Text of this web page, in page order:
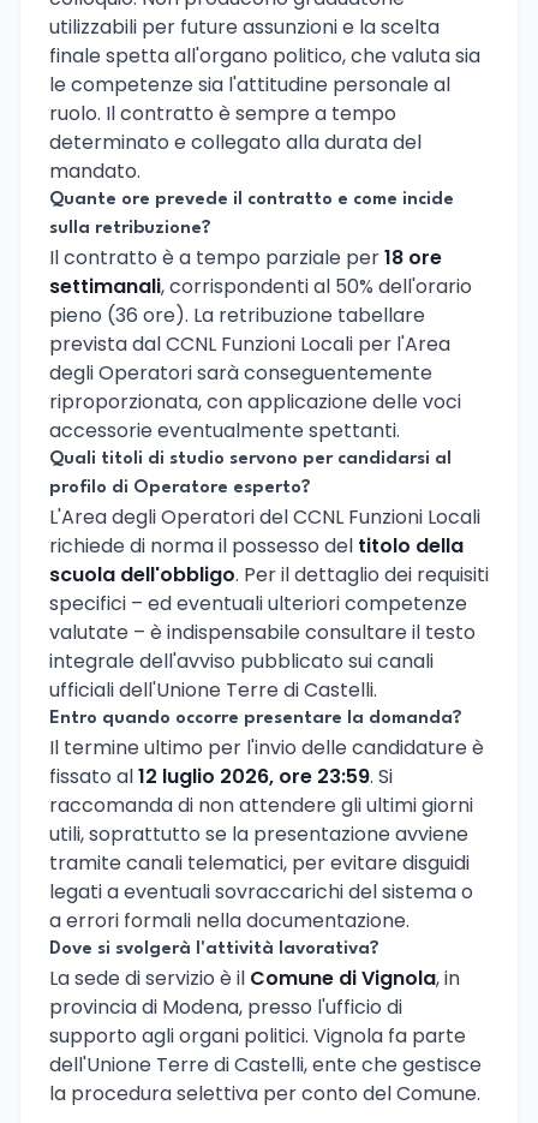
utilizzabili per future assunzioni e la scelta
finale spetta all'organo politico, che valuta sia
le competenze sia l'attitudine personale al
ruolo. Il contratto è sempre a tempo
determinato e collegato alla durata del
mandato.
Quante ore prevede il contratto e come incide
sulla retribuzione?
Il contratto è a tempo parziale per18 ore
settimanali, corrispondenti al 50% dell'orario
pieno (36 ore). La retribuzione tabellare
prevista dal CCNL Funzioni Locali per l'Area
degli Operatori sarà conseguentemente
riproporzionata, con applicazione delle voci
accessorie eventualmente spettanti.
Quali titoli di studio servono per candidarsi al
profilo di Operatore esperto?
L'Area degli Operatori del CCNL Funzioni Locali
richiede di norma il possesso del titolo della
scuola dell'obbligo. Per il dettaglio dei requisiti
specifici – ed eventuali ulteriori competenze
valutate – è indispensabile consultare il testo
integrale dell'avviso pubblicato sui canali
ufficiali dell'Unione Terre di Castelli.
Entro quando occorre presentare la domanda?
Il termine ultimo per l'invio delle candidature è
fissato al12 luglio 2026, ore 23:59. Si
raccomanda di non attendere gli ultimi giorni
utili, soprattutto se la presentazione avviene
tramite canali telematici, per evitare disguidi
legati a eventuali sovraccarichi del sistema o
a errori formali nella documentazione.
Dove si svolgerà l'attività lavorativa?
La sede di servizio è il Comune di Vignola, in
provincia di Modena, presso l'ufficio di
supporto agli organi politici. Vignola fa parte
dell'Unione Terre di Castelli, ente che gestisce
la procedura selettiva per conto del Comune.